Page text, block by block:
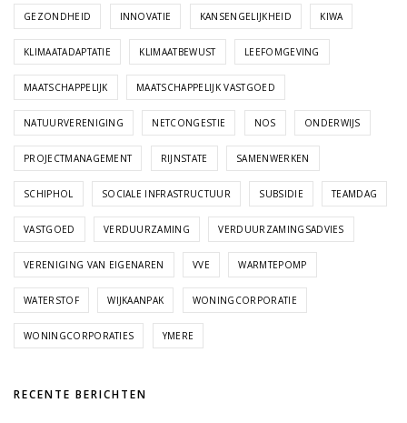
GEZONDHEID INNOVATIE KANSENGELIJKHEID KIWA
KLIMAATADAPTATIE KLIMAATBEWUST LEEFOMGEVING
MAATSCHAPPELIJK MAATSCHAPPELIJK VASTGOED
NATUURVERENIGING NETCONGESTIE NOS ONDERWIJS
PROJECTMANAGEMENT RIJNSTATE SAMENWERKEN
SCHIPHOL SOCIALE INFRASTRUCTUUR SUBSIDIE TEAMDAG
VASTGOED VERDUURZAMING VERDUURZAMINGSADVIES
VERENIGING VAN EIGENAREN VVE WARMTEPOMP
WATERSTOF WIJKAANPAK WONINGCORPORATIE
WONINGCORPORATIES YMERE
RECENTE BERICHTEN